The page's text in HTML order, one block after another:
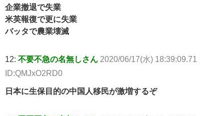
企業撤退で失業
米英報復で更に失業
バッタで農業壊滅
12: 不要不急の名無しさん 2020/06/17(水) 18:39:09.71
ID:QMJxO2RD0
日本に生保目的の中国人移民が激増するぞ